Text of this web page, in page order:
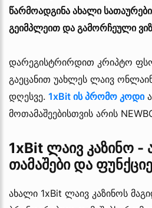
წარმოადგინა ახალი
გეიმპლეით და გამორჩეული
დარეგისტრირდით კრიპტო
გაეცანით უახლეს ლაივ
დღესვე. 1xBit ის პრომო კოდი
მოთამაშეებისთვის არის
1xBit ლაივ კაზინო -
თამაშები და
ახალი 1xBit ლაივ კაზინოს